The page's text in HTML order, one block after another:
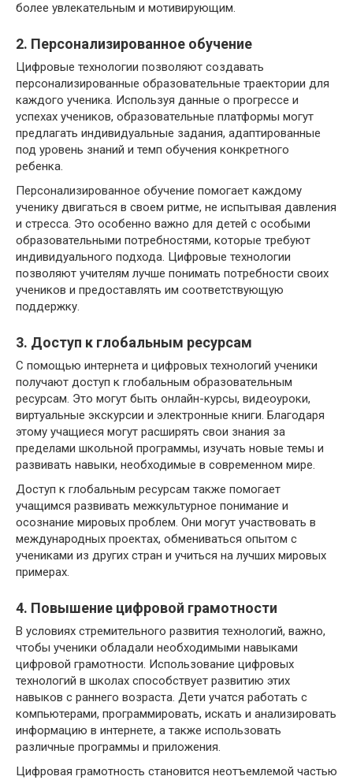
более увлекательным и мотивирующим.
2. Персонализированное обучение
Цифровые технологии позволяют создавать
персонализированные образовательные траектории для
каждого ученика. Используя данные о прогрессе и
успехах учеников, образовательные платформы могут
предлагать индивидуальные задания, адаптированные
под уровень знаний и темп обучения конкретного
ребенка.
Персонализированное обучение помогает каждому
ученику двигаться в своем ритме, не испытывая давления
и стресса. Это особенно важно для детей с особыми
образовательными потребностями, которые требуют
индивидуального подхода. Цифровые технологии
позволяют учителям лучше понимать потребности своих
учеников и предоставлять им соответствующую
поддержку.
3. Доступ к глобальным ресурсам
С помощью интернета и цифровых технологий ученики
получают доступ к глобальным образовательным
ресурсам. Это могут быть онлайн-курсы, видеоуроки,
виртуальные экскурсии и электронные книги. Благодаря
этому учащиеся могут расширять свои знания за
пределами школьной программы, изучать новые темы и
развивать навыки, необходимые в современном мире.
Доступ к глобальным ресурсам также помогает
учащимся развивать межкультурное понимание и
осознание мировых проблем. Они могут участвовать в
международных проектах, обмениваться опытом с
учениками из других стран и учиться на лучших мировых
примерах.
4. Повышение цифровой грамотности
В условиях стремительного развития технологий, важно,
чтобы ученики обладали необходимыми навыками
цифровой грамотности. Использование цифровых
технологий в школах способствует развитию этих
навыков с раннего возраста. Дети учатся работать с
компьютерами, программировать, искать и анализировать
информацию в интернете, а также использовать
различные программы и приложения.
Цифровая грамотность становится неотъемлемой частью